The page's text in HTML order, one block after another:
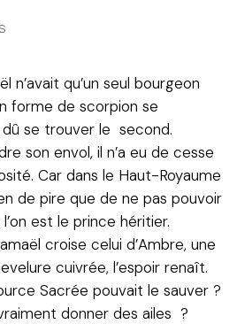
n’avait qu’un seul bourgeon
forme de scorpion se
se trouver le second.
son envol, il n’a eu de cesse
Car dans le Haut-Royaume
de pire que de ne pas pouvoir
est le prince héritier.
croise celui d’Ambre, une
cuivrée, l’espoir renaît.
Sacrée pouvait le sauver ?
donner des ailes ?